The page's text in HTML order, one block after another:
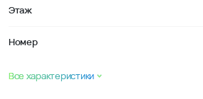
Этаж
Номер
Все характеристики